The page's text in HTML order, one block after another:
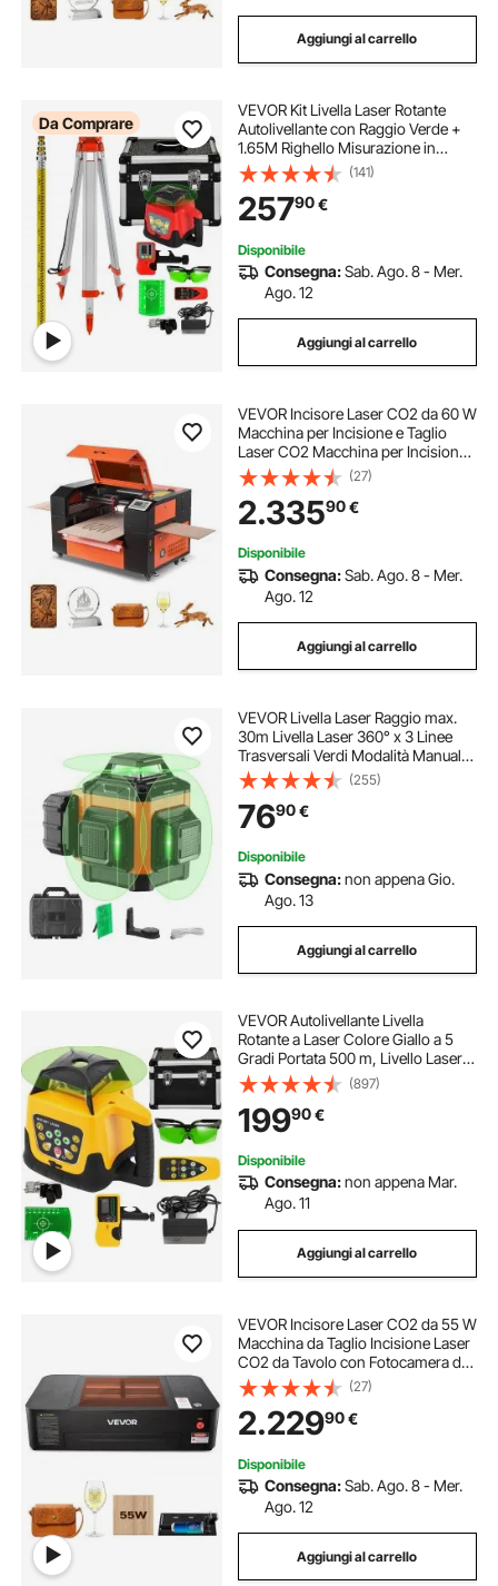
Aggiungi al carrello
Da Comprare
VEVOR Kit Livella Laser Rotante
Autolivellante con Raggio Verde +
1.65M Righello Misurazione in
Alluminio + 5M Treppiede a 5
Sezioni per Architettura,
Costruzioni Edili, Installazione di
Attrezzature
(141)
25790€
Disponibile
Consegna:Sab. Ago. 8 - Mer.
Ago. 12
Aggiungi al carrello
VEVOR Incisore Laser CO2 da 60 W
Macchina per Incisione e Taglio
Laser CO2 Macchina per Incisione
e Taglio, Taglierina Compatibile con
LightBurn CorelDRAW RDWorks,
per Legno, Acrilico, Vetro
(27)
2.33590€
Disponibile
Consegna:Sab. Ago. 8 - Mer.
Ago. 12
Aggiungi al carrello
VEVOR Livella Laser Raggio max.
30m Livella Laser 360° x 3 Linee
Trasversali Verdi Modalità Manuale
Autolivellamento Lunghezza
d'Onda Laser 520nm ± 10nm
Precisione tra 0,28cm - 10m, Livella
Laser
(255)
7690€
Disponibile
Consegna:non appena Gio.
Ago. 13
Aggiungi al carrello
VEVOR Autolivellante Livella
Rotante a Laser Colore Giallo a 5
Gradi Portata 500 m, Livello Laser
IP54 Resistenza all'Acqua, Livello
Laser Impermeabile -20ºC - 45ºC,
Laser Rotante con Raggio Verde
(897)
19990€
Disponibile
Consegna:non appena Mar.
Ago. 11
Aggiungi al carrello
VEVOR Incisore Laser CO2 da 55 W
Macchina da Taglio Incisione Laser
CO2 da Tavolo con Fotocamera da
5 MP, Asse Rotante, Compatibile
con LightBurn CorelDRAW
RDWorks, per Legno, Acrilico, Vetro
(27)
2.22990€
Disponibile
Consegna:Sab. Ago. 8 - Mer.
Ago. 12
Aggiungi al carrello